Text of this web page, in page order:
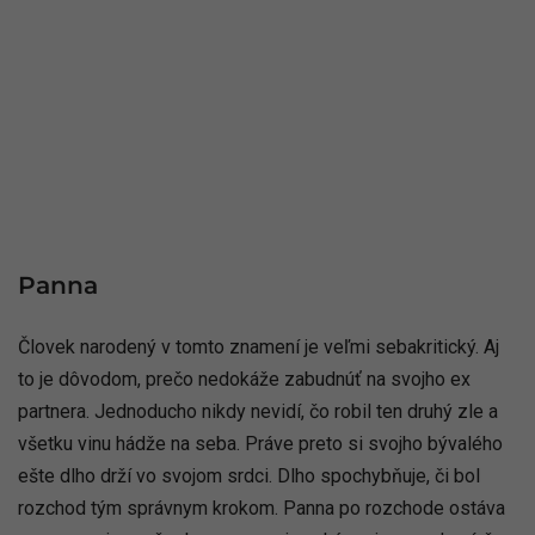
Panna
Človek narodený v tomto znamení je veľmi sebakritický. Aj
to je dôvodom, prečo nedokáže zabudnúť na svojho ex
partnera. Jednoducho nikdy nevidí, čo robil ten druhý zle a
všetku vinu hádže na seba. Práve preto si svojho bývalého
ešte dlho drží vo svojom srdci. Dlho spochybňuje, či bol
rozchod tým správnym krokom. Panna po rozchode ostáva